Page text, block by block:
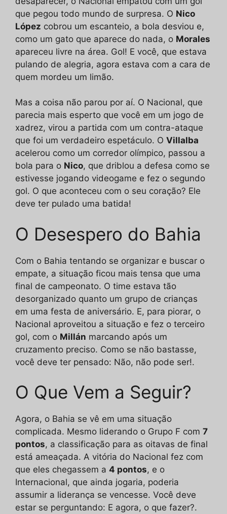
que pegou todo mundo de surpresa. O Nico
López cobrou um escanteio, a bola desviou e,
como um gato que aparece do nada, o Morales
apareceu livre na área. Gol! E você, que estava
pulando de alegria, agora estava com a cara de
quem mordeu um limão.
Mas a coisa não parou por aí. O Nacional, que
parecia mais esperto que você em um jogo de
xadrez, virou a partida com um contra-ataque
que foi um verdadeiro espetáculo. O Villalba
acelerou como um corredor olímpico, passou a
bola para o Nico, que driblou a defesa como se
estivesse jogando videogame e fez o segundo
gol. O que aconteceu com o seu coração? Ele
deve ter pulado uma batida!
O Desespero do Bahia
Com o Bahia tentando se organizar e buscar o
empate, a situação ficou mais tensa que uma
final de campeonato. O time estava tão
desorganizado quanto um grupo de crianças
em uma festa de aniversário. E, para piorar, o
Nacional aproveitou a situação e fez o terceiro
gol, com o Millán marcando após um
cruzamento preciso. Como se não bastasse,
você deve ter pensado: Não, não pode ser!.
O Que Vem a Seguir?
Agora, o Bahia se vê em uma situação
complicada. Mesmo liderando o Grupo F com 7
pontos, a classificação para as oitavas de final
está ameaçada. A vitória do Nacional fez com
que eles chegassem a 4 pontos, e o
Internacional, que ainda jogaria, poderia
assumir a liderança se vencesse. Você deve
estar se perguntando: E agora, o que fazer?.